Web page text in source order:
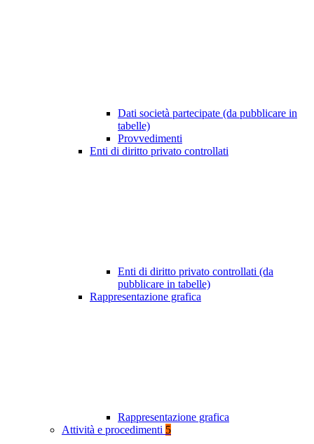
Dati società partecipate (da pubblicare in
tabelle)
Provvedimenti
Enti di diritto privato controllati
Enti di diritto privato controllati (da
pubblicare in tabelle)
Rappresentazione grafica
Rappresentazione grafica
Attività e procedimenti 5